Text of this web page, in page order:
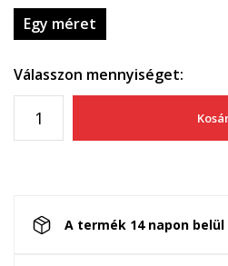
Egy méret
Válasszon mennyiséget:
A termék 14 napon